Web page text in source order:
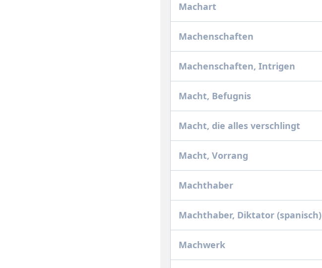
Machart
Machenschaften
Machenschaften, Intrigen
Macht, Befugnis
Macht, die alles verschlingt
Macht, Vorrang
Machthaber
Machthaber, Diktator (spanisch)
Machwerk